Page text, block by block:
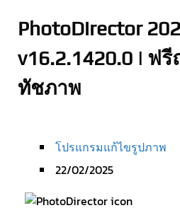
PhotoDirector
v16.2.1420.0 | ฟรี
ทัชภาพ
โปรแกรมแก้ไขรูปภาพ
22/02/2025